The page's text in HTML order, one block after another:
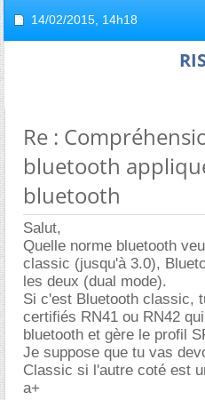
14/02/2015, 14h18
Re :
bluetooth
bluetooth
Salut,
Quelle norme bluetooth
classic (jusqu'à 3.0),
les deux (dual mode).
Si c'est Bluetooth classic,
certifiés RN41 ou RN42
bluetooth et gère le profil
Je suppose que tu vas
Classic si l'autre coté est
a+